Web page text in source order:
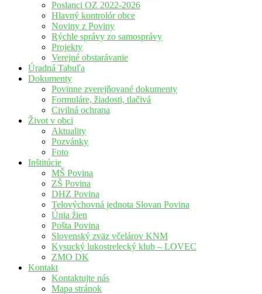
Poslanci OZ 2022-2026
Hlavný kontrolór obce
Noviny z Poviny
Rýchle správy zo samosprávy
Projekty
Verejné obstarávanie
Úradná Tabuľa
Dokumenty
Povinne zverejňované dokumenty
Formuláre, žiadosti, tlačivá
Civilná ochrana
Život v obci
Aktuality
Pozvánky
Foto
Inštitúcie
MŠ Povina
ZŠ Povina
DHZ Povina
Telovýchovná jednota Slovan Povina
Únia žien
Pošta Povina
Slovenský zväz včelárov KNM
Kysucký lukostrelecký klub – LOVEC
ZMO DK
Kontakt
Kontaktujte nás
Mapa stránok